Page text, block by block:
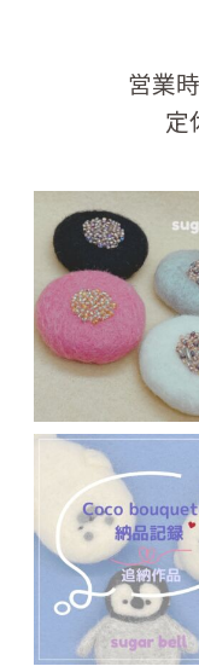
営業
定